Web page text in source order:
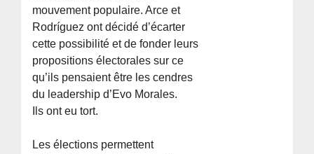
mouvement populaire. Arce et
Rodríguez ont décidé d’écarter
cette possibilité et de fonder leurs
propositions électorales sur ce
qu’ils pensaient être les cendres
du leadership d’Evo Morales.
Ils ont eu tort.
Les élections permettent